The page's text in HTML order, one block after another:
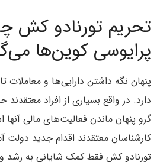
تحریم تورنادو کش
پرایوسی کوین‌ها
پنهان نگه داشتن دارایی‌ها و معاملات
دارد. در واقع بسیاری از افراد
گرو پنهان ماندن فعالیت‌های مالی
کارشناسان معتقدند اقدام جدید دولت
تورنادو کش فقط کمک شایانی به رشد